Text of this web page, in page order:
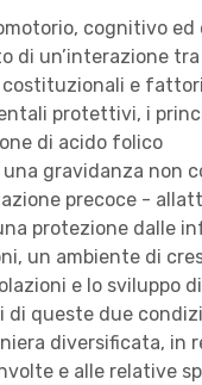
cognitivo ed
di un’interazione
e
protettivi, i
di acido folico
gravidanza non
precoce -
protezione dalle
un ambiente di
e lo sviluppo
di queste due
diversificata, in
e alle relative